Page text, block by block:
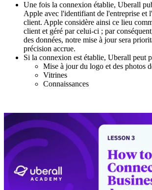
Une fois la connexion établie, Uberall
Apple avec l'identifiant de l'entreprise et
client. Apple considère ainsi ce lieu
client et géré par celui-ci ; par
des données, notre mise à jour sera
précision accrue.
Si la connexion est établie, Uberall peut
Mise à jour du logo et des photos
Vitrines
Connaissances